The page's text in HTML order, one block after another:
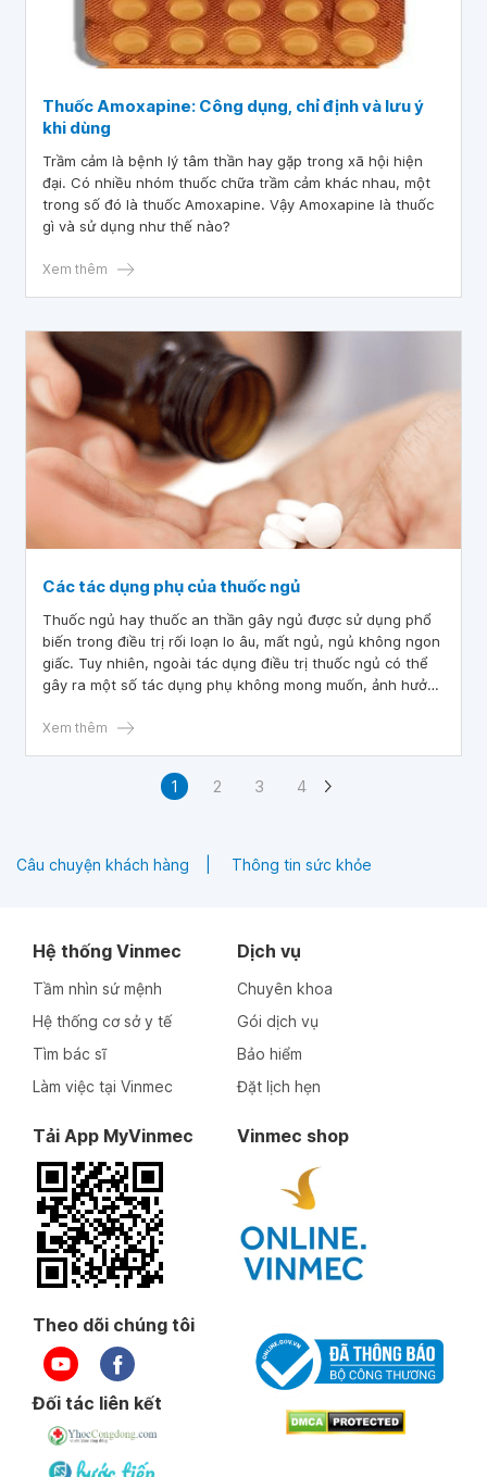
Thuốc Amoxapine: Công dụng, chỉ định và lưu ý
khi dùng
Trầm cảm là bệnh lý tâm thần hay gặp trong xã hội hiện
đại. Có nhiều nhóm thuốc chữa trầm cảm khác nhau, một
trong số đó là thuốc Amoxapine. Vậy Amoxapine là thuốc
gì và sử dụng như thế nào?
Xem thêm
Các tác dụng phụ của thuốc ngủ
Thuốc ngủ hay thuốc an thần gây ngủ được sử dụng phổ
biến trong điều trị rối loạn lo âu, mất ngủ, ngủ không ngon
giấc. Tuy nhiên, ngoài tác dụng điều trị thuốc ngủ có thể
gây ra một số tác dụng phụ không mong muốn, ảnh hưởng
hiệu quả, việc tìm hiểu tác dụng phụ của thuốc ngủ là
Xem thêm
1 2 3 4
Câu chuyện khách hàng Thông tin sức khỏe
Hệ thống Vinmec
Tầm nhìn sứ mệnh
Hệ thống cơ sở y tế
Tìm bác sĩ
Làm việc tại Vinmec
Dịch vụ
Chuyên khoa
Gói dịch vụ
Bảo hiểm
Đặt lịch hẹn
Tải App MyVinmec Vinmec shop
Theo dõi chúng tôi
Đối tác liên kết